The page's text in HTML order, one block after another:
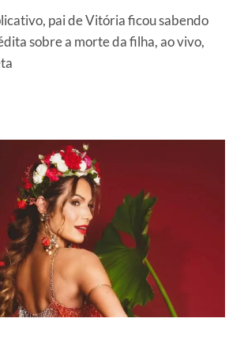
pai de Vitória ficou sabendo
sobre a morte da filha, ao vivo,